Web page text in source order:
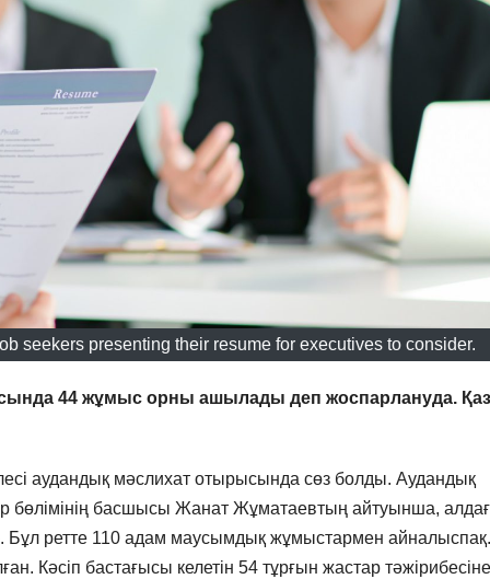
seekers presenting their resume for executives to consider.
44 жұмыс орны ашылады деп жоспарлануда.
аудандық мәслихат отырысында сөз болды. Аудандық
бөлімінің басшысы Жанат Жұматаевтың айтуынша,
Бұл ретте 110 адам маусымдық жұмыстармен айналыспақ.
Кәсіп бастағысы келетін 54 тұрғын жастар